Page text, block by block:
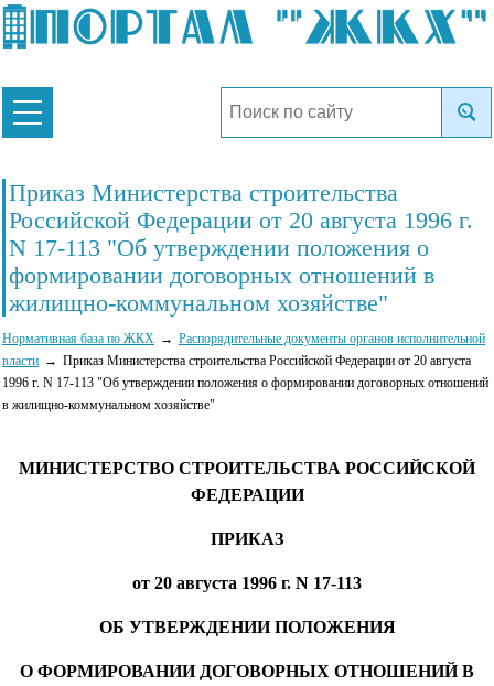
Приказ Министерства строительства
Российской Федерации от 20 августа 1996 г.
N 17-113 "Об утверждении положения о
формировании договорных отношений в
жилищно-коммунальном хозяйстве"
Нормативная база по ЖКХ
Распорядительные документы органов исполнительной
власти
Приказ Министерства строительства Российской Федерации от 20 августа
1996 г. N 17-113 "Об утверждении положения о формировании договорных отношений
в жилищно-коммунальном хозяйстве"
МИНИСТЕРСТВО СТРОИТЕЛЬСТВА РОССИЙСКОЙ
ФЕДЕРАЦИИ
ПРИКАЗ
от 20 августа 1996 г. N 17-113
ОБ УТВЕРЖДЕНИИ ПОЛОЖЕНИЯ
О ФОРМИРОВАНИИ ДОГОВОРНЫХ ОТНОШЕНИЙ В